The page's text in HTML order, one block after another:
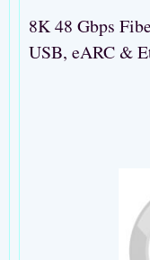
8K 48 Gbps
USB, eARC &